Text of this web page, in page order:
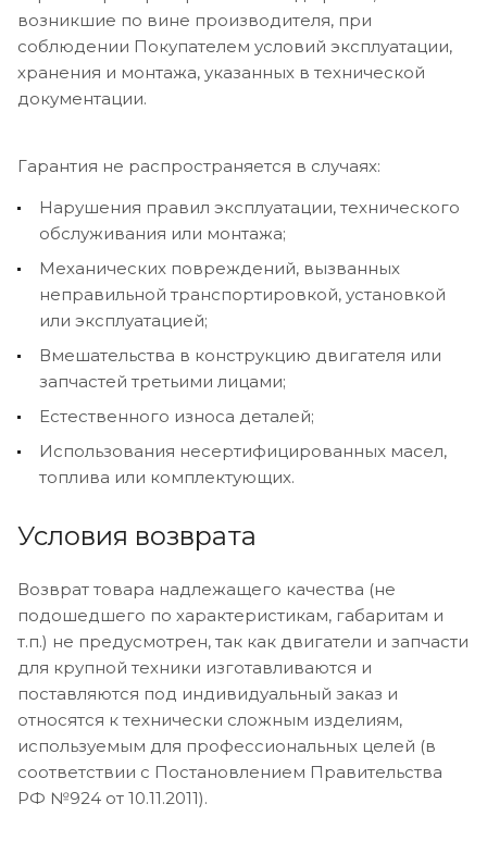
возникшие по вине производителя, при
соблюдении Покупателем условий эксплуатации,
хранения и монтажа, указанных в технической
документации.
Гарантия не распространяется в случаях:
Нарушения правил эксплуатации, технического
обслуживания или монтажа;
Механических повреждений, вызванных
неправильной транспортировкой, установкой
или эксплуатацией;
Вмешательства в конструкцию двигателя или
запчастей третьими лицами;
Естественного износа деталей;
Использования несертифицированных масел,
топлива или комплектующих.
Условия возврата
Возврат товара надлежащего качества (не
подошедшего по характеристикам, габаритам и
т.п.) не предусмотрен, так как двигатели и запчасти
для крупной техники изготавливаются и
поставляются под индивидуальный заказ и
относятся к технически сложным изделиям,
используемым для профессиональных целей (в
соответствии с Постановлением Правительства
РФ №924 от 10.11.2011).